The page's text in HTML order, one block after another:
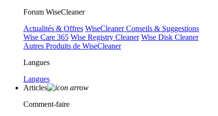
Forum WiseCleaner
Actualités & Offres WiseCleaner Conseils & Suggestions
Wise Care 365 Wise Registry Cleaner Wise Disk Cleaner
Autres Produits de WiseCleaner
Langues
Langues
Articles
Comment-faire